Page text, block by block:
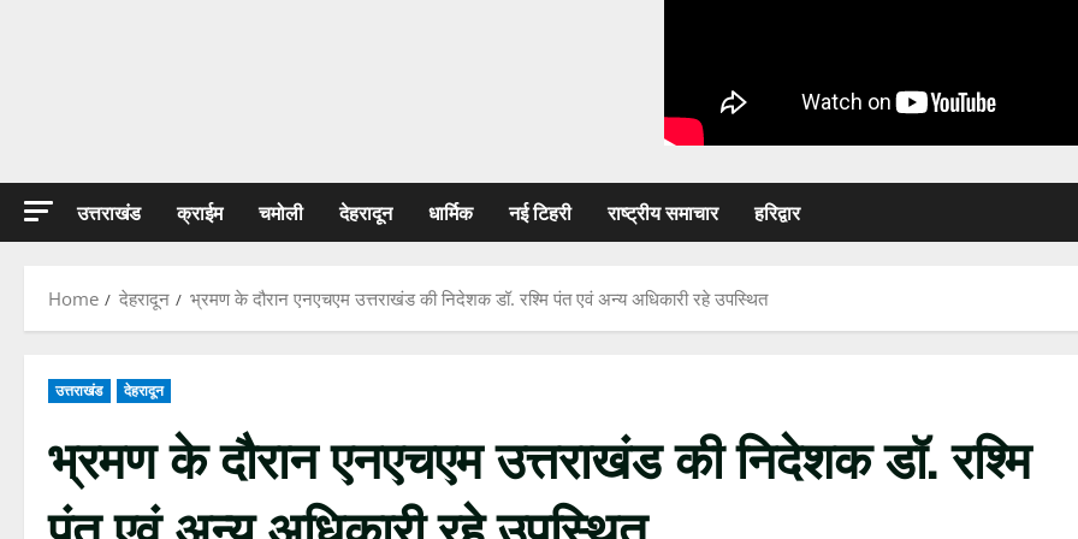
उत्तराखंड क्राईम चमोली देहरादून धार्मिक नई टिहरी राष्ट्रीय समाचार हरिद्वार
Home देहरादून भ्रमण के दौरान एनएचएम उत्तराखंड की निदेशक डॉ. रश्मि पंत एवं अन्य अधिकारी रहे उपस्थित
उत्तराखंड देहरादून
भ्रमण के दौरान एनएचएम उत्तराखंड की निदेशक डॉ. रश्मि